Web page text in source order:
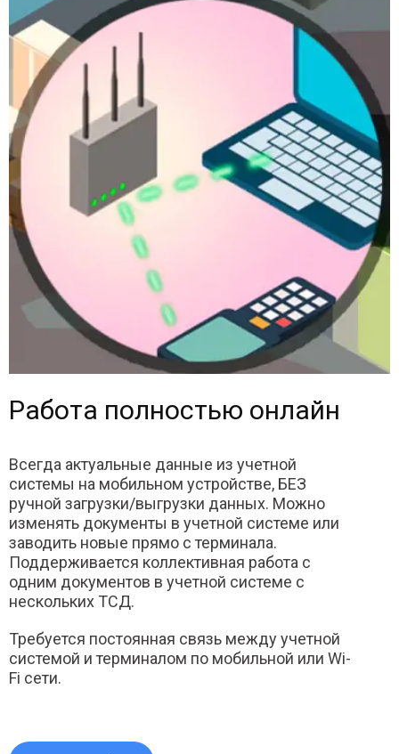
Работа полностью онлайн
Всегда актуальные данные из учетной
системы на мобильном устройстве, БЕЗ
ручной загрузки/выгрузки данных. Можно
изменять документы в учетной системе или
заводить новые прямо с терминала.
Поддерживается коллективная работа с
одним документов в учетной системе с
нескольких ТСД.
Требуется постоянная связь между учетной
системой и терминалом по мобильной или Wi-
Fi сети.